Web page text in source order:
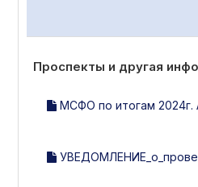
Проспекты и другая
МСФО по итогам 2024г.